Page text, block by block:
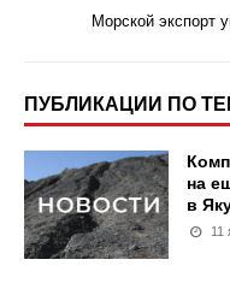
Морской экспорт
ПУБЛИКАЦИИ ПО
на
в
11